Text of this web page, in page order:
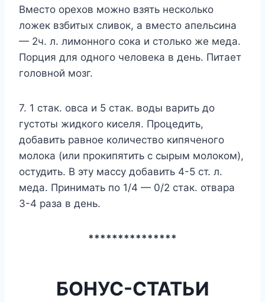
Вместо орехов можно взять несколько
ложек взбитых сливок, а вместо апельсина
— 2ч. л. лимонного сока и столько же меда.
Порция для одного человека в день. Питает
головной мозг.
7. 1 стак. овса и 5 стак. воды варить до
густоты жидкого киселя. Процедить,
добавить равное количество кипяченого
молока (или прокипятить с сырым молоком),
остудить. В эту массу добавить 4-5 ст. л.
меда. Принимать по 1/4 — 0/2 стак. отвара
3-4 раза в день.
***************
БОНУС-СТАТЬИ